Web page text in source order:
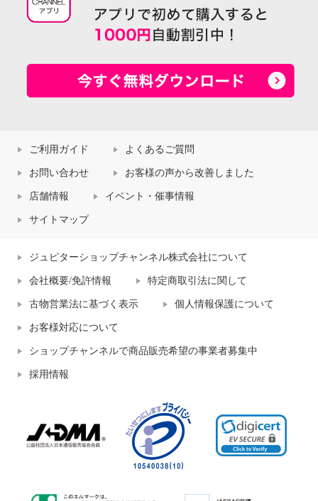
ご利用ガイド よくあるご質問
お問い合わせ お客様の声から改善しました
店舗情報 イベント・催事情報
サイトマップ
ジュピターショップチャンネル株式会社について
会社概要/免許情報 特定商取引法に関して
古物営業法に基づく表示 個人情報保護について
お客様対応について
ショップチャンネルで商品販売希望の事業者募集中
採用情報